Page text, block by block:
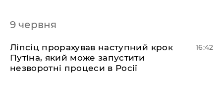
9 червня
​Ліпсіц прорахував наступний крок
Путіна, який може запустити
незворотні процеси в Росії
16:42